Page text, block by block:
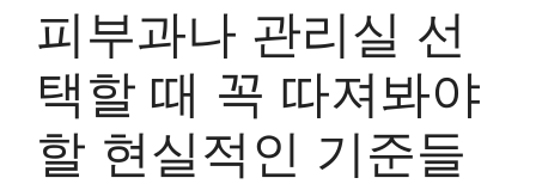
피부과나 관리실 선
택할 때 꼭 따져봐야
할 현실적인 기준들